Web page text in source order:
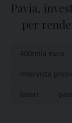
Pavia,
per
400mila euro
intervista
lavori